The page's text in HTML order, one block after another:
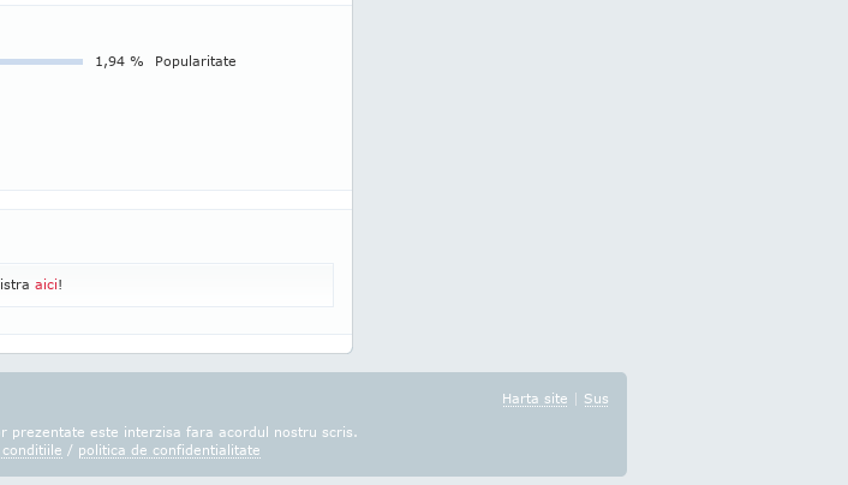
Popularitate
1,94 %
aici!
Harta site | Sus
prezentate este interzisa fara acordul nostru scris.
/ politica de confidentialitate